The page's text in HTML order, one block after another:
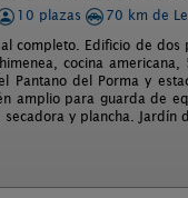
10 plazas
70 km de
completo. Edificio de
cocina
Pantano del Porma y
amplio para guarda de
y plancha. Jardín